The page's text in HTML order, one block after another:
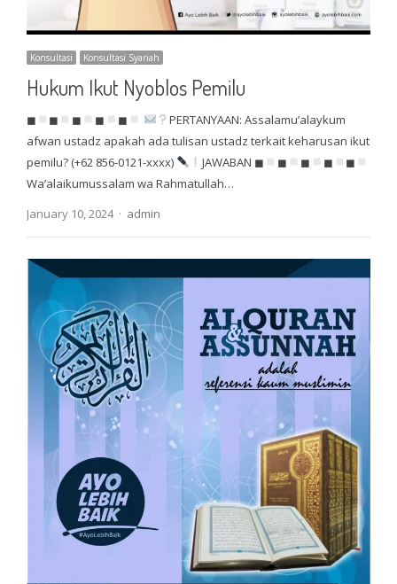
Konsultasi Konsultasi Syariah
Hukum Ikut Nyoblos Pemilu
◼ ◼ ◼ ◼ ◼
PERTANYAAN: Assalamu’alaykum
afwan ustadz apakah ada tulisan ustadz terkait keharusan ikut
pemilu? (+62 856-0121-xxxx)
JAWABAN ◼ ◼ ◼ ◼
◼
Wa’alaikumussalam wa Rahmatullah…
January 10, 2024
Author
admin